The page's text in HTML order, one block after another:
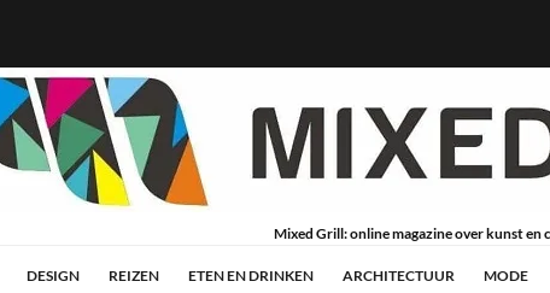
Mixed Grill: online magazine over kunst en
DESIGN REIZEN ETEN EN DRINKEN ARCHITECTUUR MODE